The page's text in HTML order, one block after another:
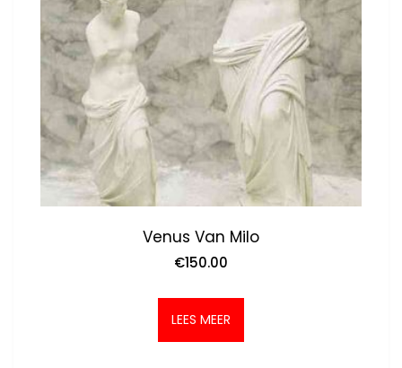
Venus Van Milo
€150.00
LEES MEER